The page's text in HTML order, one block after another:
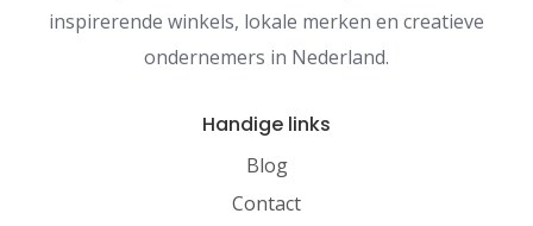
inspirerende winkels, lokale merken en creatieve
ondernemers in Nederland.
Handige links
Blog
Contact